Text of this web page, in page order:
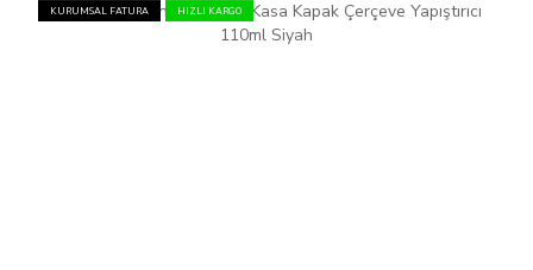
KURUMSAL FATURA HIZLI KARGO